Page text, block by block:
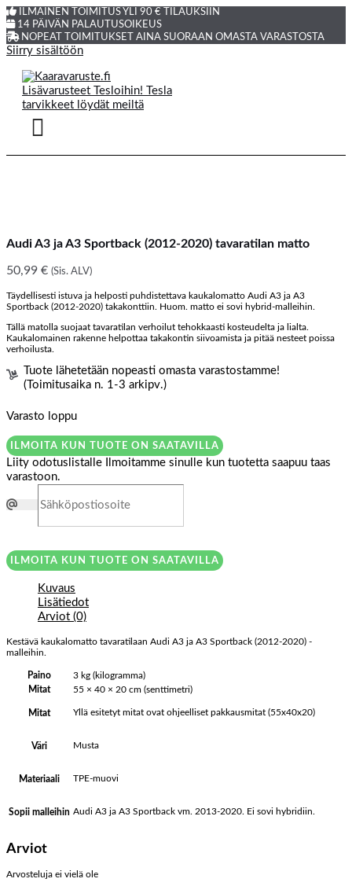
ILMAINEN TOIMITUS YLI 90 € TILAUKSIIN
14 PÄIVÄN PALAUTUSOIKEUS
NOPEAT TOIMITUKSET AINA SUORAAN OMASTA VARASTOSTA
Siirry sisältöön
Audi A3 ja A3 Sportback (2012-2020) tavaratilan matto
50,99 € (Sis. ALV)
Täydellisesti istuva ja helposti puhdistettava kaukalomatto Audi A3 ja A3
Sportback (2012-2020) takakonttiin. Huom. matto ei sovi hybrid-malleihin.
Tällä matolla suojaat tavaratilan verhoilut tehokkaasti kosteudelta ja lialta.
Kaukalomainen rakenne helpottaa takakontin siivoamista ja pitää nesteet poissa
verhoilusta.
Tuote lähetetään nopeasti omasta varastostamme!
(Toimitusaika n. 1-3 arkipv.)
Varasto loppu
ILMOITA KUN TUOTE ON SAATAVILLA
Liity odotuslistalle
Ilmoitamme sinulle kun tuotetta saapuu taas
varastoon.
ILMOITA KUN TUOTE ON SAATAVILLA
Kuvaus
Lisätiedot
Arviot (0)
Kestävä kaukalomatto tavaratilaan Audi A3 ja A3 Sportback (2012-2020) -
malleihin.
Paino
3 kg (kilogramma)
Mitat
55 × 40 × 20 cm (senttimetri)
Mitat Yllä esitetyt mitat ovat ohjeelliset pakkausmitat (55x40x20)
Väri Musta
Materiaali TPE-muovi
Sopii malleihin Audi A3 ja A3 Sportback vm. 2013-2020. Ei sovi hybridiin.
Arviot
Arvosteluja ei vielä ole